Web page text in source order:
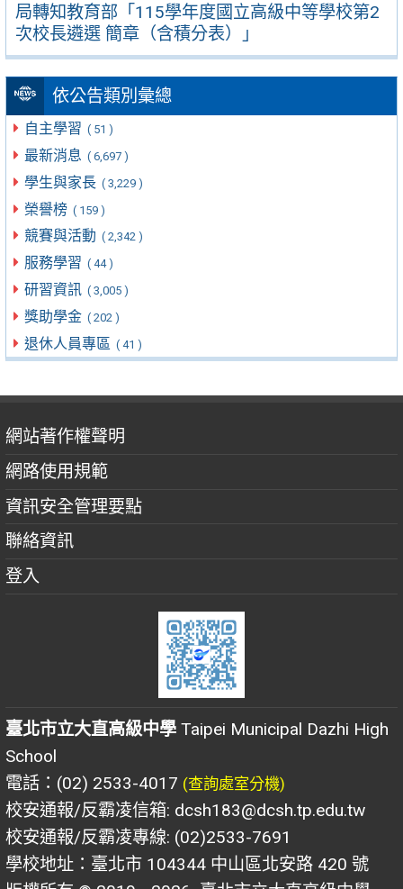
局轉知教育部「115學年度國立高級中等學校第2
次校長遴選 簡章（含積分表）」
依公告類別彙總
自主學習 ( 51 )
最新消息 ( 6,697 )
學生與家長 ( 3,229 )
榮譽榜 ( 159 )
競賽與活動 ( 2,342 )
服務學習 ( 44 )
研習資訊 ( 3,005 )
獎助學金 ( 202 )
退休人員專區 ( 41 )
網站著作權聲明
網路使用規範
資訊安全管理要點
聯絡資訊
登入
臺北市立大直高級中學 Taipei Municipal Dazhi High
School
電話：(02) 2533-4017 (查詢處室分機)
校安通報/反霸凌信箱: dcsh183@dcsh.tp.edu.tw
校安通報/反霸凌專線: (02)2533-7691
學校地址：臺北市 104344 中山區北安路 420 號